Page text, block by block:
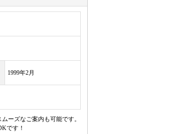
1999年2月
ーズなご案内も可能です。
です！